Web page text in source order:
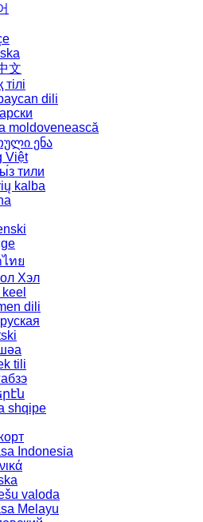
文
тілі
dili
moldovenească
ენა
Việt
тили
kalba
ทย
Хэл
dili
tili
shqipe
Indonesia
valoda
Melayu